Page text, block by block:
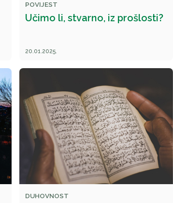
POVIJEST
Učimo li, stvarno, iz prošlosti?
20.01.2025.
DUHOVNOST